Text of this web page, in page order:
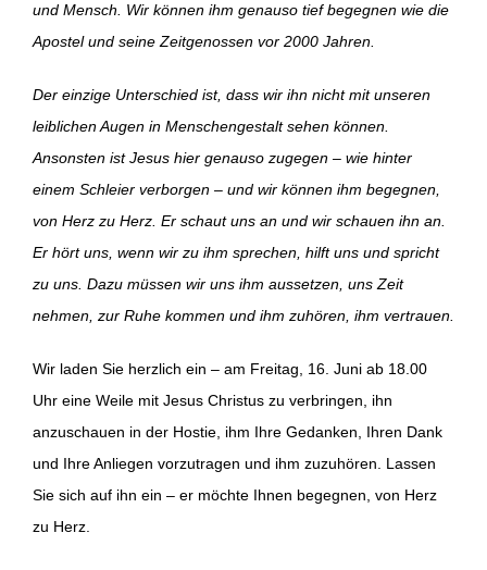
und Mensch. Wir können ihm genauso tief begegnen wie die
Apostel und seine Zeitgenossen vor 2000 Jahren.
Der einzige Unterschied ist, dass wir ihn nicht mit unseren
leiblichen Augen in Menschengestalt sehen können.
Ansonsten ist Jesus hier genauso zugegen – wie hinter
einem Schleier verborgen – und wir können ihm begegnen,
von Herz zu Herz. Er schaut uns an und wir schauen ihn an.
Er hört uns, wenn wir zu ihm sprechen, hilft uns und spricht
zu uns. Dazu müssen wir uns ihm aussetzen, uns Zeit
nehmen, zur Ruhe kommen und ihm zuhören, ihm vertrauen.
Wir laden Sie herzlich ein – am Freitag, 16. Juni ab 18.00
Uhr eine Weile mit Jesus Christus zu verbringen, ihn
anzuschauen in der Hostie, ihm Ihre Gedanken, Ihren Dank
und Ihre Anliegen vorzutragen und ihm zuzuhören. Lassen
Sie sich auf ihn ein – er möchte Ihnen begegnen, von Herz
zu Herz.